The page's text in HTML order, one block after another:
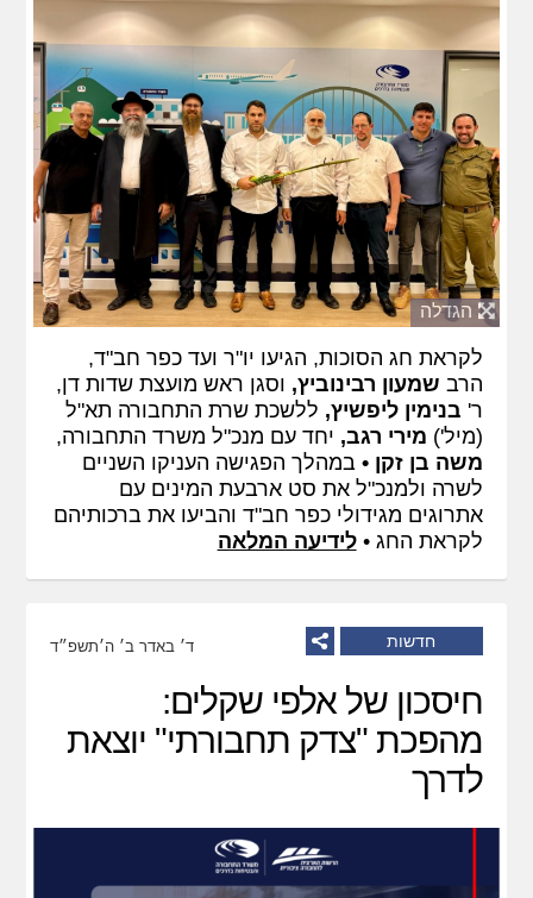
הגדלה
לקראת חג הסוכות, הגיעו יו"ר ועד כפר חב"ד,
הרב שמעון רבינוביץ, וסגן ראש מועצת שדות דן,
ר' בנימין ליפשיץ, ללשכת שרת התחבורה תא"ל
(מיל') מירי רגב, יחד עם מנכ"ל משרד התחבורה,
משה בן זקן •במהלך הפגישה העניקו השניים
לשרה ולמנכ"ל את סט ארבעת המינים עם
אתרוגים מגידולי כפר חב"ד והביעו את ברכותיהם
לקראת החג •לידיעה המלאה
חדשות ד׳ באדר ב׳ ה׳תשפ״ד
חיסכון של אלפי שקלים:
מהפכת "צדק תחבורתי" יוצאת
לדרך